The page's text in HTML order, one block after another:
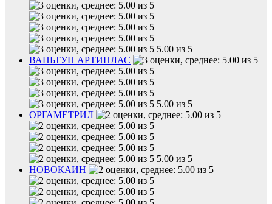
5.00 из 5
ВАНЬТУН АРТИПЛАС
5.00 из 5
ОРГАМЕТРИЛ
5.00 из 5
НОВОКАИН